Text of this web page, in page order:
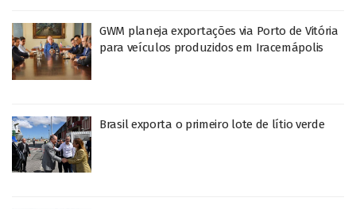
GWM planeja exportações via Porto de Vitória
para veículos produzidos em Iracemápolis
Brasil exporta o primeiro lote de lítio verde